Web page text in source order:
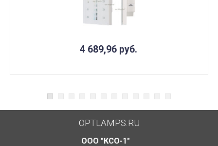
4 689,96 руб.
OPTLAMPS.RU
ООО "КСО-1"